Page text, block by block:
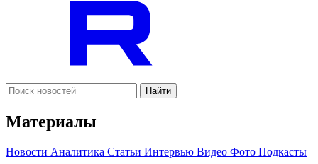
Найти
Материалы
Новости Аналитика Статьи Интервью Видео Фото Подкасты